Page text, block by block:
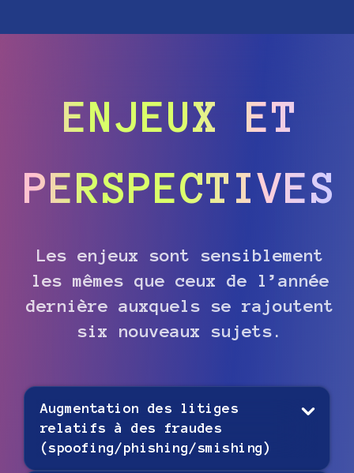
ENJEUX ET
PERSPECTIVES
Les enjeux sont sensiblement
les mêmes que ceux de l’année
dernière auxquels se rajoutent
six nouveaux sujets.
Augmentation des litiges
relatifs à des fraudes
(spoofing/phishing/smishing)